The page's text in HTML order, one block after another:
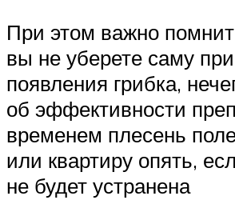
При этом важно
вы не уберете саму
появления грибка,
об эффективности
временем плесень
или квартиру опять,
не будет устранена